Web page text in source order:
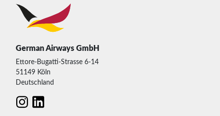
German Airways GmbH
Ettore-Bugatti-Strasse 6-14
51149 Köln
Deutschland